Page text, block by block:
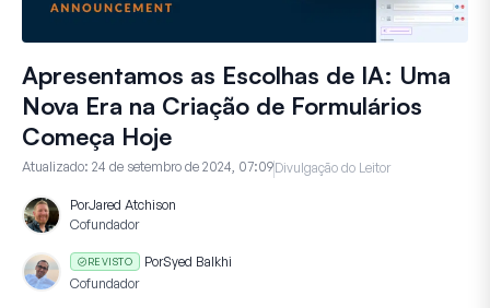
Apresentamos as Escolhas de IA: Uma
Nova Era na Criação de Formulários
Começa Hoje
Atualizado: 24 de setembro de 2024, 07:09Divulgação do Leitor
PorJared Atchison
Cofundador
REVISTO PorSyed Balkhi
Cofundador